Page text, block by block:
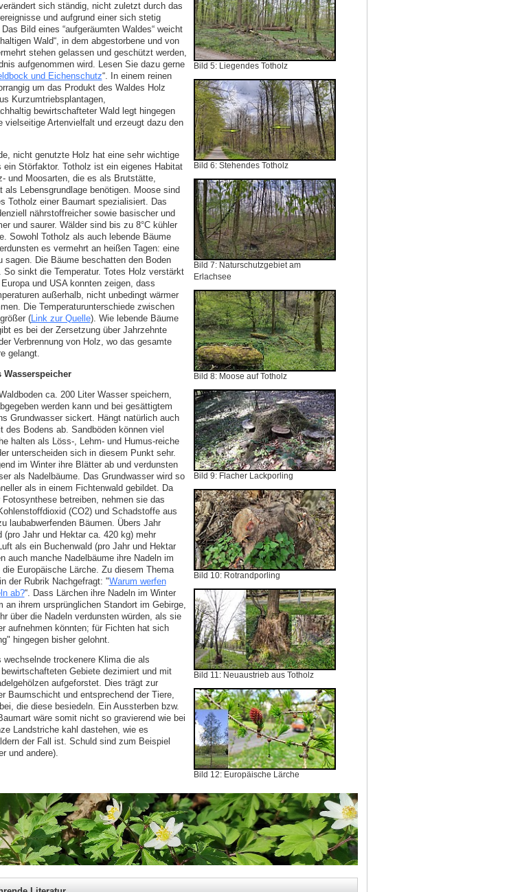
Bild 5: Liegendes Totholz
Bild 6: Stehendes Totholz
Bild 7: Naturschutzgebiet am
Erlachsee
Bild 8: Moose auf Totholz
Bild 9: Flacher Lackporling
Bild 10: Rotrandporling
Bild 11: Neuaustrieb aus Totholz
Bild 12: Europäische Lärche
sich ständig, nicht zuletzt durch das
und aufgrund einer sich stetig
Bild eines “aufgeräumten Waldes“ weicht
Wald“, in dem abgestorbene und von
stehen gelassen und geschützt werden,
aufgenommen wird. Lesen Sie dazu gerne
und Eichenschutz“. In einem reinen
um das Produkt des Waldes Holz
Kurzumtriebsplantagen,
bewirtschafteter Wald legt hingegen
vielseitige Artenvielfalt und erzeugt dazu den
nicht genutzte Holz hat eine sehr wichtige
ein Störfaktor. Totholz ist ein eigenes Habitat
und Moosarten, die es als Brutstätte,
als Lebensgrundlage benötigen. Moose sind
Totholz einer Baumart spezialisiert. Das
nährstoffreicher sowie basischer und
und saurer. Wälder sind bis zu 8°C kühler
Sowohl Totholz als auch lebende Bäume
es vermehrt an heißen Tagen: eine
sagen. Die Bäume beschatten den Boden
So sinkt die Temperatur. Totes Holz verstärkt
und USA konnten zeigen, dass
außerhalb, nicht unbedingt wärmer
Die Temperaturunterschiede zwischen
(Link zur Quelle). Wie lebende Bäume
es bei der Zersetzung über Jahrzehnte
Verbrennung von Holz, wo das gesamte
gelangt.
Wasserspeicher
ca. 200 Liter Wasser speichern,
werden kann und bei gesättigtem
Grundwasser sickert. Hängt natürlich auch
des Bodens ab. Sandböden können viel
halten als Löss-, Lehm- und Humus-reiche
unterscheiden sich in diesem Punkt sehr.
im Winter ihre Blätter ab und verdunsten
als Nadelbäume. Das Grundwasser wird so
als in einem Fichtenwald gebildet. Da
betreiben, nehmen sie das
(CO2) und Schadstoffe aus
laubabwerfenden Bäumen. Übers Jahr
Jahr und Hektar ca. 420 kg) mehr
als ein Buchenwald (pro Jahr und Hektar
auch manche Nadelbäume ihre Nadeln im
Europäische Lärche. Zu diesem Thema
der Rubrik Nachgefragt: "Warum werfen
ab?“. Dass Lärchen ihre Nadeln im Winter
an ihrem ursprünglichen Standort im Gebirge,
über die Nadeln verdunsten würden, als sie
aufnehmen könnten; für Fichten hat sich
hingegen bisher gelohnt.
wechselnde trockenere Klima die als
Gebiete dezimiert und mit
aufgeforstet. Dies trägt zur
Baumschicht und entsprechend der Tiere,
die diese besiedeln. Ein Aussterben bzw.
wäre somit nicht so gravierend wie bei
Landstriche kahl dastehen, wie es
der Fall ist. Schuld sind zum Beispiel
und andere).